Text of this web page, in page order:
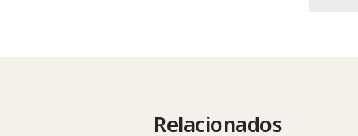
Relacionados